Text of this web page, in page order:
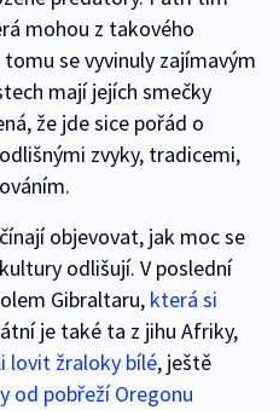
mohou z takového
se vyvinuly zajímavým
mají jejích smečky
že jde sice pořád o
zvyky, tradicemi,
objevovat, jak moc se
odlišují. V poslední
Gibraltaru, která si
je také ta z jihu Afriky,
lovit žraloky bílé, ještě
od pobřeží Oregonu